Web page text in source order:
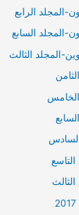
المجلد الرابع
المجلد السابع
المجلد الثالث
الخامس
السادس
التاسع